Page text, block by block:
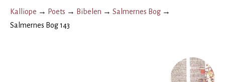
Kalliope → Poets → Bibelen → Salmernes Bog →
Salmernes Bog 143